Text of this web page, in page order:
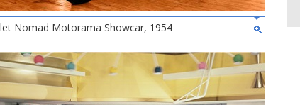
Nomad Motorama Showcar, 1954